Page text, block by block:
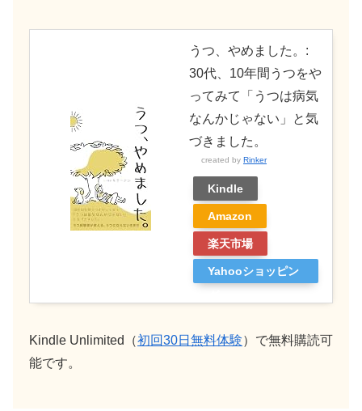
うつ、やめました。:
30代、10年間うつをや
ってみて「うつは病気
なんかじゃない」と気
づきました。
created by Rinker
Kindle
Amazon
楽天市場
Yahooショッピン
Kindle Unlimited（初回30日無料体験）で無料購読可
能です。